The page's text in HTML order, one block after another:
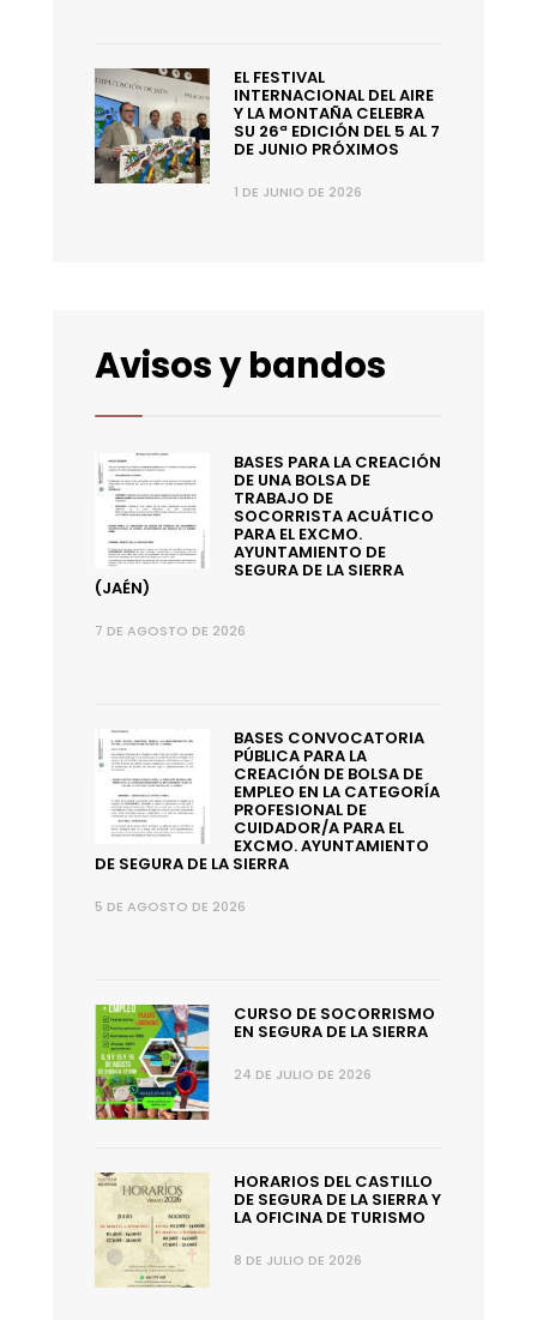
EL FESTIVAL
INTERNACIONAL DEL AIRE
Y LA MONTAÑA CELEBRA
SU 26ª EDICIÓN DEL 5 AL 7
DE JUNIO PRÓXIMOS
1 DE JUNIO DE 2026
Avisos y bandos
BASES PARA LA CREACIÓN
DE UNA BOLSA DE
TRABAJO DE
SOCORRISTA ACUÁTICO
PARA EL EXCMO.
AYUNTAMIENTO DE
SEGURA DE LA SIERRA
(JAÉN)
7 DE AGOSTO DE 2026
BASES CONVOCATORIA
PÚBLICA PARA LA
CREACIÓN DE BOLSA DE
EMPLEO EN LA CATEGORÍA
PROFESIONAL DE
CUIDADOR/A PARA EL
EXCMO. AYUNTAMIENTO
DE SEGURA DE LA SIERRA
5 DE AGOSTO DE 2026
CURSO DE SOCORRISMO
EN SEGURA DE LA SIERRA
24 DE JULIO DE 2026
HORARIOS DEL CASTILLO
DE SEGURA DE LA SIERRA Y
LA OFICINA DE TURISMO
8 DE JULIO DE 2026